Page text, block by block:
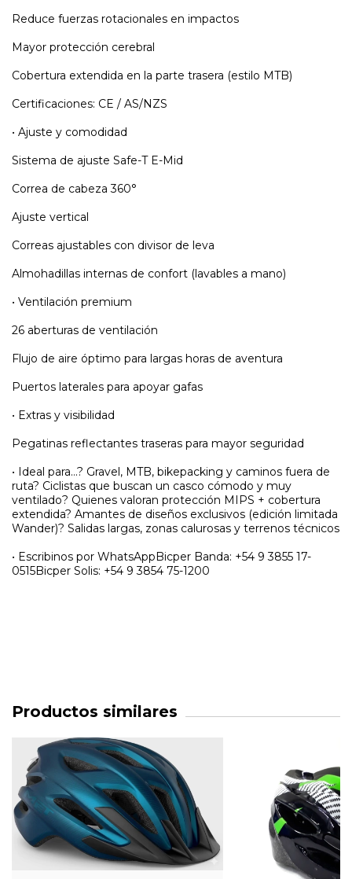
Reduce fuerzas rotacionales en impactos
Mayor protección cerebral
Cobertura extendida en la parte trasera (estilo MTB)
Certificaciones: CE / AS/NZS
• Ajuste y comodidad
Sistema de ajuste Safe-T E-Mid
Correa de cabeza 360°
Ajuste vertical
Correas ajustables con divisor de leva
Almohadillas internas de confort (lavables a mano)
• Ventilación premium
26 aberturas de ventilación
Flujo de aire óptimo para largas horas de aventura
Puertos laterales para apoyar gafas
• Extras y visibilidad
Pegatinas reflectantes traseras para mayor seguridad
• Ideal para…? Gravel, MTB, bikepacking y caminos fuera de
ruta? Ciclistas que buscan un casco cómodo y muy
ventilado? Quienes valoran protección MIPS + cobertura
extendida? Amantes de diseños exclusivos (edición limitada
Wander)? Salidas largas, zonas calurosas y terrenos técnicos
• Escribinos por WhatsAppBicper Banda: +54 9 3855 17-
0515Bicper Solis: +54 9 3854 75-1200
Productos similares